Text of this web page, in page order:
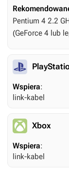
Pentium 4 2.2
(GeForce 4 lub
Wspiera:
link-kabel
Xbox
Wspiera:
link-kabel